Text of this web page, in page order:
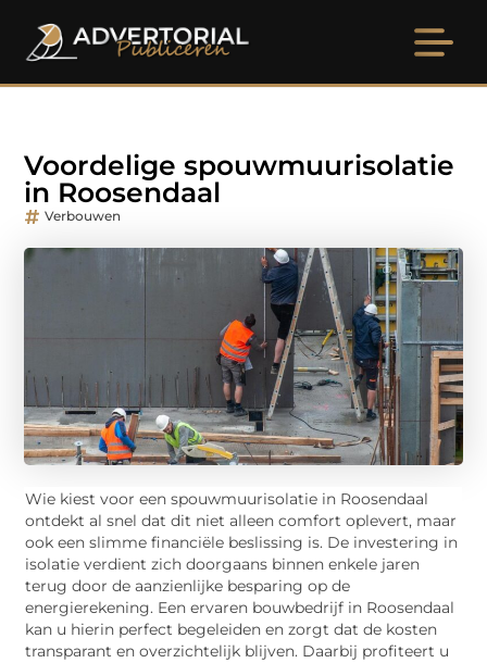
Voordelige spouwmuurisolatie
in Roosendaal
Verbouwen
Wie kiest voor een spouwmuurisolatie in Roosendaal
ontdekt al snel dat dit niet alleen comfort oplevert, maar
ook een slimme financiële beslissing is. De investering in
isolatie verdient zich doorgaans binnen enkele jaren
terug door de aanzienlijke besparing op de
energierekening. Een ervaren bouwbedrijf in Roosendaal
kan u hierin perfect begeleiden en zorgt dat de kosten
transparant en overzichtelijk blijven. Daarbij profiteert u